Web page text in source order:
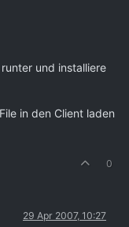
und installiere
in den Client laden
0
29 Apr 2007, 10:27